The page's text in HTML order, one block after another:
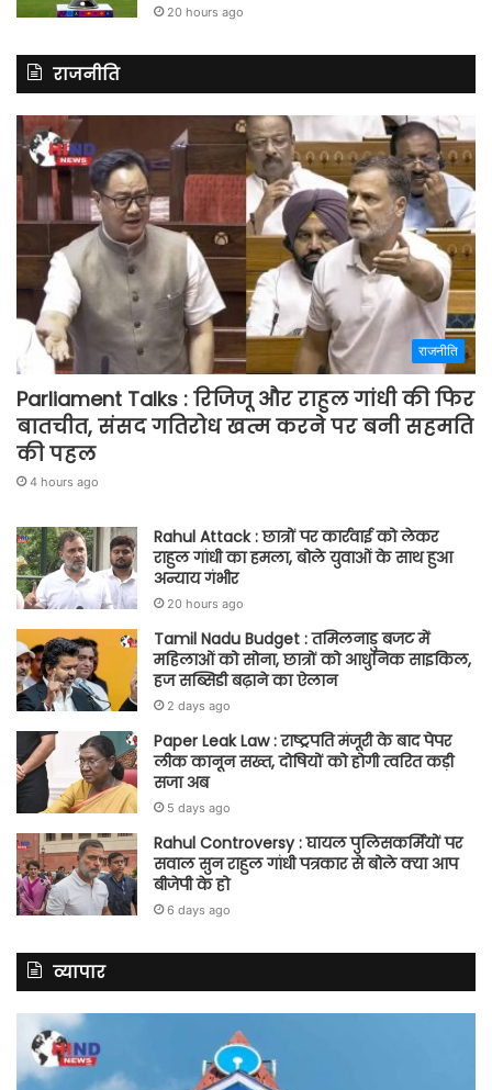
20 hours ago
राजनीति
राजनीति
Parliament Talks : रिजिजू और राहुल गांधी की फिर
बातचीत, संसद गतिरोध खत्म करने पर बनी सहमति
की पहल
4 hours ago
Rahul Attack : छात्रों पर कार्रवाई को लेकर
राहुल गांधी का हमला, बोले युवाओं के साथ हुआ
अन्याय गंभीर
20 hours ago
Tamil Nadu Budget : तमिलनाडु बजट में
महिलाओं को सोना, छात्रों को आधुनिक साइकिल,
हज सब्सिडी बढ़ाने का ऐलान
2 days ago
Paper Leak Law : राष्ट्रपति मंजूरी के बाद पेपर
लीक कानून सख्त, दोषियों को होगी त्वरित कड़ी
सजा अब
5 days ago
Rahul Controversy : घायल पुलिसकर्मियों पर
सवाल सुन राहुल गांधी पत्रकार से बोले क्या आप
बीजेपी के हो
6 days ago
व्यापार